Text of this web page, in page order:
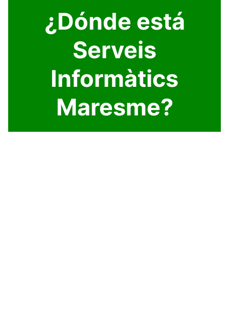
¿Dónde está
Serveis
Informàtics
Maresme?